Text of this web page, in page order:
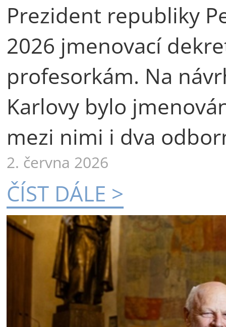
Prezident republiky
2026 jmenovací
profesorkám. Na
Karlovy bylo
mezi nimi i dva
2. června 2026
ČÍST DÁLE >